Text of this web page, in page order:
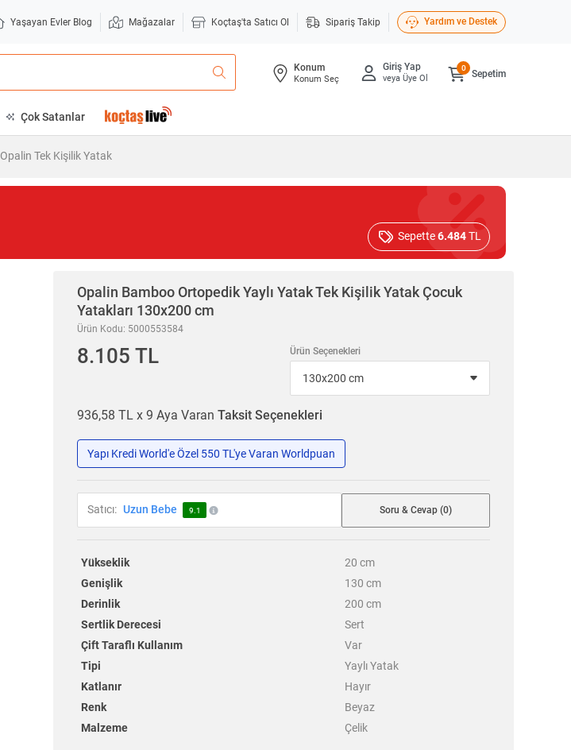
Yaşayan Evler Blog Mağazalar Koçtaş'ta Satıcı Ol Sipariş Takip Yardım ve Destek
Konum
Konum Seç
Giriş Yap
veya Üye Ol Sepetim
0
Çok Satanlar
Opalin Tek Kişilik Yatak
Sepette6.484TL
Opalin Bamboo Ortopedik Yaylı Yatak Tek Kişilik Yatak Çocuk
Yatakları 130x200 cm
Ürün Kodu: 5000553584
8.105 TL Ürün Seçenekleri
936,58 TL x 9 Aya Varan Taksit Seçenekleri
Yapı Kredi World'e Özel 550 TL'ye Varan Worldpuan
Satıcı: Uzun Bebe 9.1 Soru & Cevap (0)
Yükseklik 20 cm
Genişlik
130 cm
Derinlik
200 cm
Sertlik Derecesi
Sert
Çift Taraflı Kullanım
Var
Tipi
Yaylı Yatak
Katlanır
Hayır
Renk
Beyaz
Malzeme
Çelik